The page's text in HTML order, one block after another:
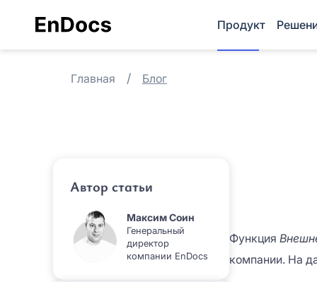
Продукт
Главная Блог
Автор статьи
Максим Соин
Генеральный
директор
компании EnDocs
Функция
компании. На